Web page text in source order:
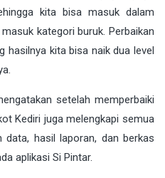
kita bisa masuk dalam
kategori buruk. Perbaikan
hasilnya kita bisa naik dua level
setelah memperbaiki
Kediri juga melengkapi semua
data, hasil laporan, dan berkas
aplikasi Si Pintar.